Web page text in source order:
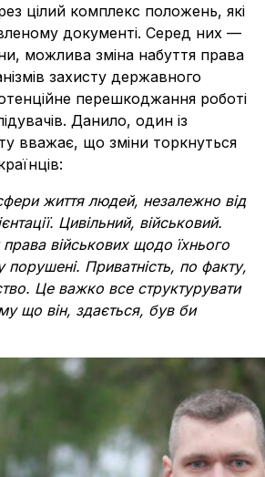
цілий комплекс положень, які
документі. Серед них —
можлива зміна набуття права
захисту державного
перешкоджання роботі
Данило, один із
вважає, що зміни торкнуться
життя людей, незалежно від
Цивільний, військовий.
військових щодо їхнього
Приватність, по факту,
Це важко все структурувати
що він, здається, був би